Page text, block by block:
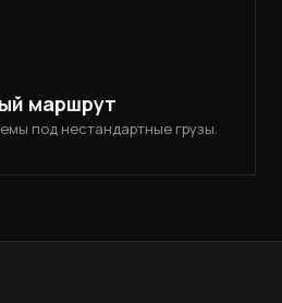
маршрут
под нестандартные грузы.